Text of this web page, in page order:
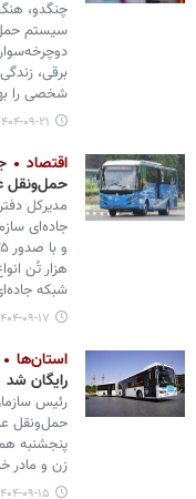
چنگدو،
سیستم
برقی،
شخصی را
۱۴۰۴-۰۹-۲۱
اقتصاد
حمل‌ونقل
مدیرکل
جاده‌ای
هزار تُن
شبکه
۱۴۰۴-۰۹-۱۷
استان‌ها
رایگان شد
رئیس
حمل‌ونقل
پنجشنبه
زن و مادر
۱۴۰۴-۰۹-۱۵